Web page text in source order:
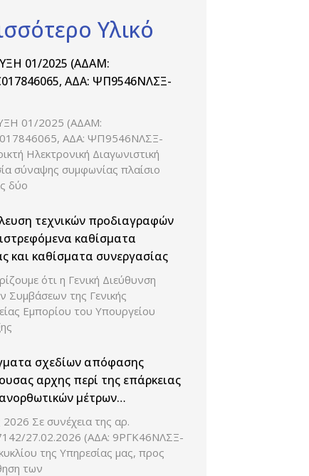
Υλικό
01/2025 (ΑΔΑΜ:
ΑΔΑ: ΨΠ9546ΝΛΣΞ-
01/2025 (ΑΔΑΜ:
ΑΔΑ: ΨΠ9546ΝΛΣΞ-
Ηλεκτρονική Διαγωνιστική
σύναψης συμφωνίας πλαίσιο
δύο
τεχνικών προδιαγραφών
καθίσματα
και καθίσματα συνεργασίας
ότι η Γενική Διεύθυνση
Συμβάσεων της Γενικής
Εμπορίου του Υπουργείου
σχεδίων απόφασης
αρχης περί της επάρκειας
μέτρων
φορέα
Σε συνέχεια της αρ.
27.02.2026 (ΑΔΑ: 9ΡΓΚ46ΝΛΣΞ-
της Υπηρεσίας μας, προς
των